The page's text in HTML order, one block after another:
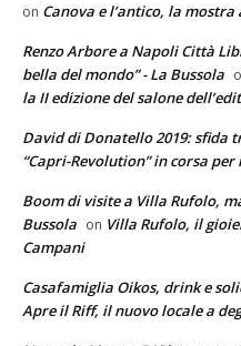
on Canova e l’antico, la
Renzo Arbore a Napoli Città
bella del mondo” - La Bussola
la II edizione del salone
David di Donatello 2019: sfida
“Capri-Revolution” in corsa
Boom di visite a Villa Rufolo,
Bussola on Villa Rufolo, il
Campani
Casafamiglia Oikos, drink e
Apre il Riff, il nuovo locale a